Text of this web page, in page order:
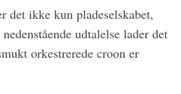
det ikke kun pladeselskabet,
udtalelse lader det
orkestrerede croon er